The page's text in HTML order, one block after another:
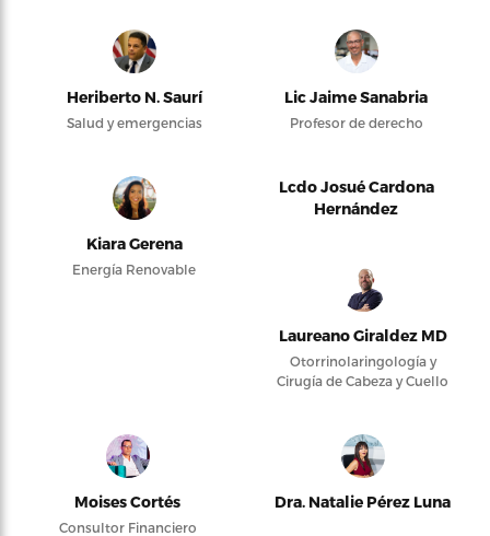
Heriberto N. Saurí
Salud y emergencias
Lic Jaime Sanabria
Profesor de derecho
Kiara Gerena
Energía Renovable
Lcdo Josué Cardona
Hernández
Laureano Giraldez MD
Otorrinolaringología y
Cirugía de Cabeza y Cuello
Moises Cortés
Consultor Financiero
Dra. Natalie Pérez Luna